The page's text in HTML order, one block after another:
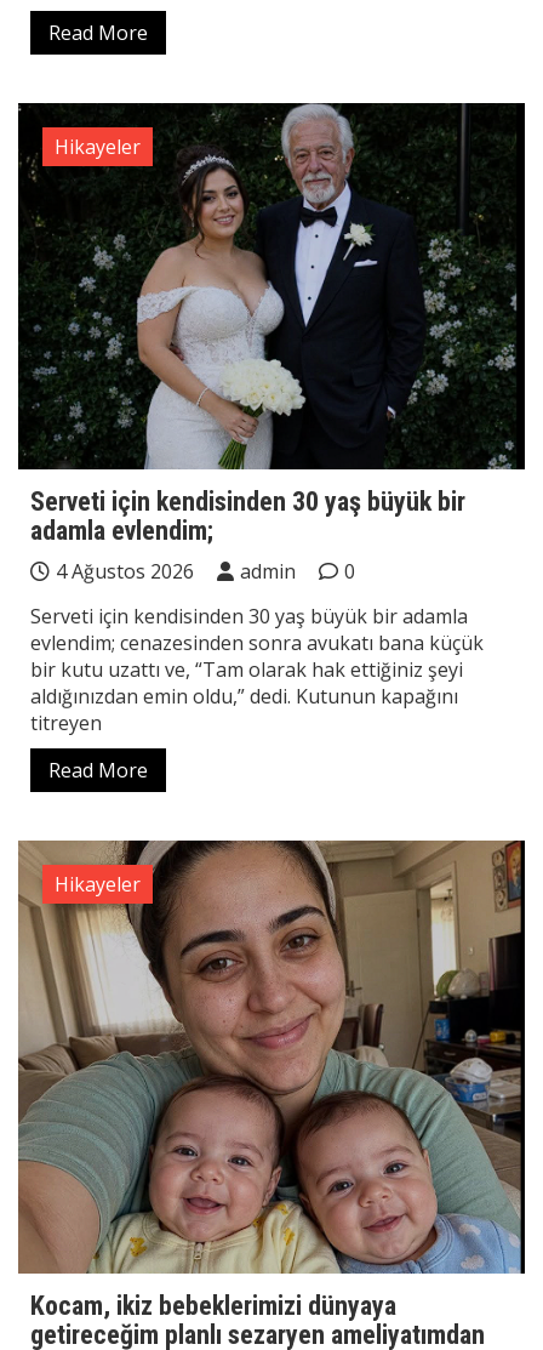
Read More
Hikayeler
Serveti için kendisinden 30 yaş büyük bir
adamla evlendim;
4 Ağustos 2026 admin
0
Serveti için kendisinden 30 yaş büyük bir adamla
evlendim; cenazesinden sonra avukatı bana küçük
bir kutu uzattı ve, “Tam olarak hak ettiğiniz şeyi
aldığınızdan emin oldu,” dedi. Kutunun kapağını
titreyen
Read More
Hikayeler
Kocam, ikiz bebeklerimizi dünyaya
getireceğim planlı sezaryen ameliyatımdan